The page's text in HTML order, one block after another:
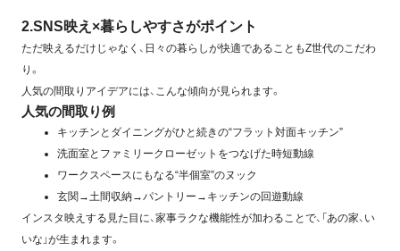
2.SNS映え×暮らしやすさがポイント
ただ映えるだけじゃなく、日々の暮らしが快適であることもZ世代のこだわ
り。
人気の間取りアイデアには、こんな傾向が見られます。
人気の間取り例
キッチンとダイニングがひと続きの“フラット対面キッチン”
洗面室とファミリークローゼットをつなげた時短動線
ワークスペースにもなる“半個室”のヌック
玄関→土間収納→パントリー→キッチンの回遊動線
インスタ映えする見た目に、家事ラクな機能性が加わることで、「あの家、い
いな」が生まれます。